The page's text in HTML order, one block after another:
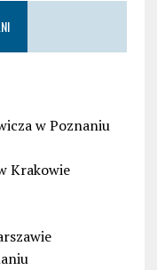
w Poznaniu
Krakowie